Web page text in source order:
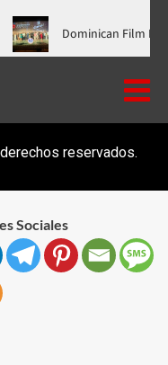
reservados.
Sociales